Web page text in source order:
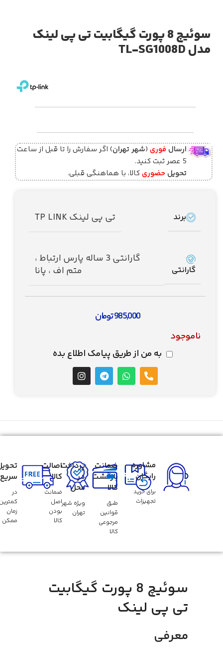
سوئیچ 8 پورت گیگابیت تی پی لینک
مدل TL-SG1008D
ارسال فوری (شهر تهران) اگر سفارش را تا قبل از ساعت
5 عصر ثبت کنید.
تحویل حضوری کالا، با هماهنگی قبلی.
برند تی پی لینک TP LINK
گارانتی
گارانتی 3 ساله پارس ارتباط ،
متم اف ، پانا
985,000تومان
ناموجود
به من از طریق پیامک اطلاع بده
مشاوره
رایگان
برای خرید
تجهیزات
ضمانت
بازگشت
کالا
طبق
قوانین
مرجوعی
کالا
پرداخت
در
محل
ویژه شهر
تهران
اصالت
کالا
ضمانت
اصل
بودن
کالا
سریع
در
زمان
ممکن
سوئیچ 8 پورت گیگابیت
تی پی لینک
معرفی